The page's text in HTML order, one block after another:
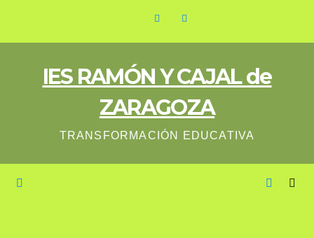
IES RAMÓN Y CAJAL de
ZARAGOZA
TRANSFORMACIÓN EDUCATIVA